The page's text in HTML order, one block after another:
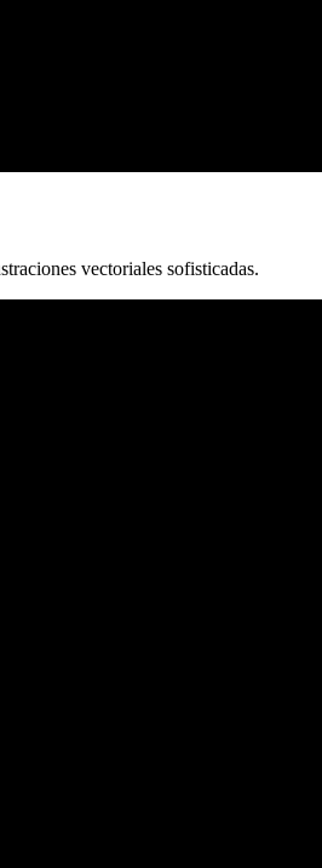
vectoriales sofisticadas.